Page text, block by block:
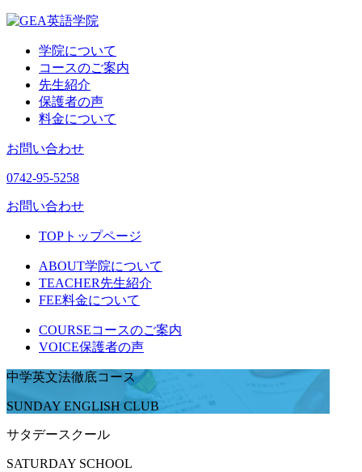
学院について
コースのご案内
先生紹介
保護者の声
料金について
お問い合わせ
0742-95-5258
お問い合わせ
TOP トップページ
ABOUT学院について
TEACHER先生紹介
FEE料金について
COURSEコースのご案内
VOICE保護者の声
中学英文法徹底コース
SUNDAY ENGLISH CLUB
サタデースクール
SATURDAY SCHOOL